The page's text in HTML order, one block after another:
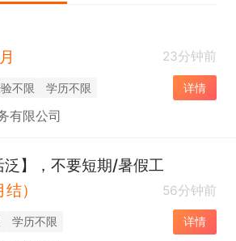
23分钟前
不限 学历不限 详情
有限公司
泛】，不要短期/暑假工
）
56分钟前
学历不限 详情